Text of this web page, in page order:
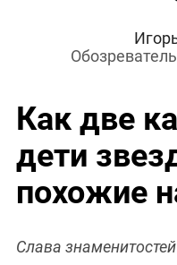
Как две
дети
похожие
Слава